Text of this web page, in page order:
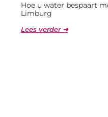
Hoe u water bespaart
Limburg
Lees verder ➜